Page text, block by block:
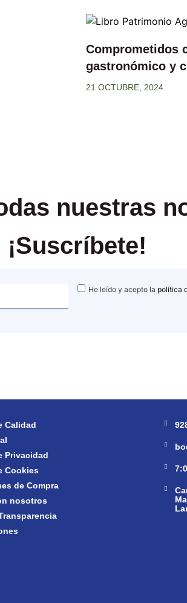
Comprometidos
gastronómico y
21 OCTUBRE, 2024
nuestras
¡Suscríbete!
He leído y acepto la política
Calidad
Privacidad
Cookies
de Compra
nosotros